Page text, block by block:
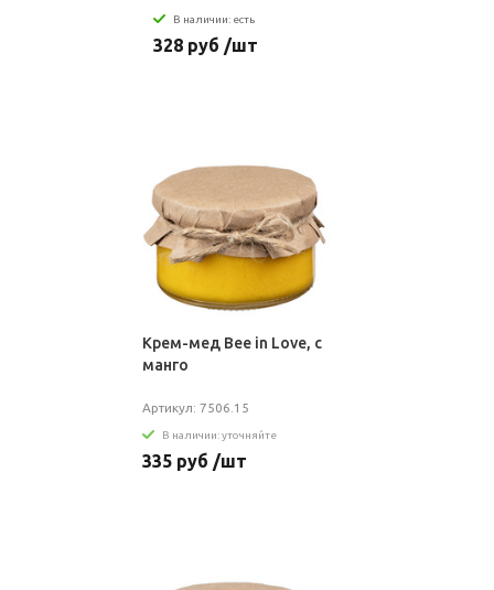
В наличии: есть
328 руб /шт
Крем-мед Bee in Love, с
манго
Артикул: 7506.15
В наличии: уточняйте
335 руб /шт